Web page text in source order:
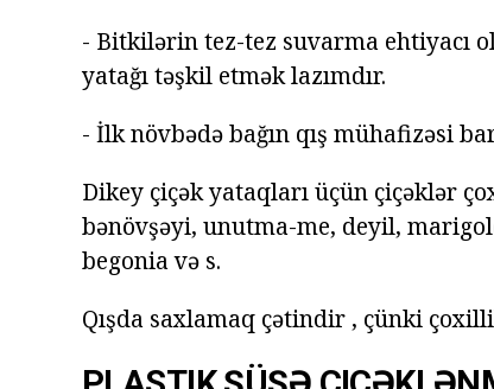
- Bitkilərin tez-tez suvarma ehtiyacı
yatağı təşkil etmək lazımdır.
- İlk növbədə bağın qış mühafizəsi
Dikey çiçək yataqları üçün çiçəklər
bənövşəyi, unutma-me, deyil,
begonia və s.
Qışda saxlamaq çətindir , çünki